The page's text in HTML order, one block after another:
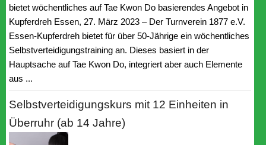
bietet wöchentliches auf Tae Kwon Do basierendes Angebot in
Kupferdreh Essen, 27. März 2023 – Der Turnverein 1877 e.V.
Essen-Kupferdreh bietet für über 50-Jährige ein wöchentliches
Selbstverteidigungstraining an. Dieses basiert in der
Hauptsache auf Tae Kwon Do, integriert aber auch Elemente
aus ...
Selbstverteidigungskurs mit 12 Einheiten in
Überruhr (ab 14 Jahre)